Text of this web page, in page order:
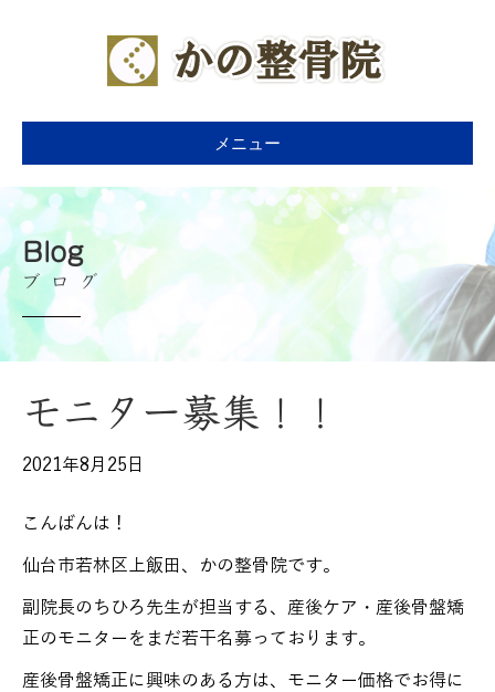
メニュー
Blog
ブログ
モニター募集！！
2021年8月25日
こんばんは！
仙台市若林区上飯田、かの整骨院です。
副院長のちひろ先生が担当する、産後ケア・産後骨盤矯
正のモニターをまだ若干名募っております。
産後骨盤矯正に興味のある方は、モニター価格でお得に